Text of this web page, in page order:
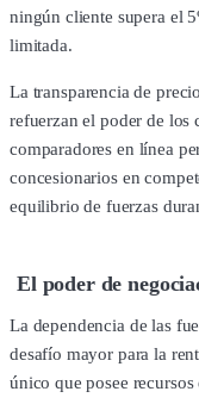
ningún cliente supera el
limitada.
La transparencia de
refuerzan el poder de los
comparadores en línea
concesionarios en
equilibrio de fuerzas
El poder de
La dependencia de las
desafío mayor para la
único que posee